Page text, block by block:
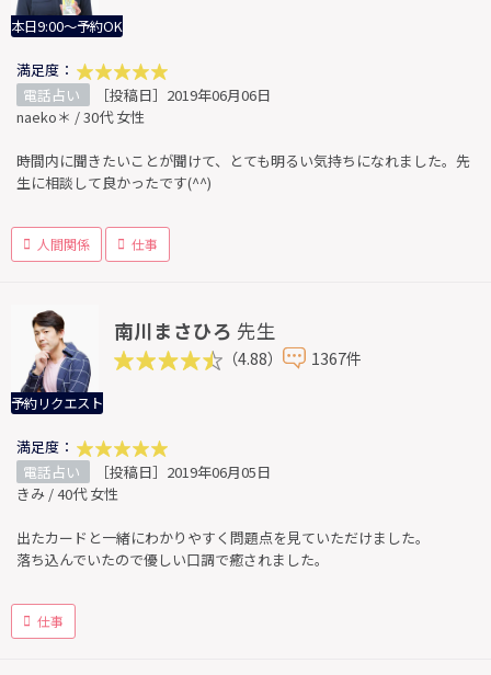
本日9:00～予約OK
満足度：
電話占い
［投稿日］2019年06月06日
naeko＊ / 30代 女性
時間内に聞きたいことが聞けて、とても明るい気持ちになれました。先
生に相談して良かったです(^^)
人間関係 仕事
予約リクエスト
南川まさひろ 先生
（4.88） 1367件
満足度：
電話占い
［投稿日］2019年06月05日
きみ / 40代 女性
出たカードと一緒にわかりやすく問題点を見ていただけました。
落ち込んでいたので優しい口調で癒されました。
仕事